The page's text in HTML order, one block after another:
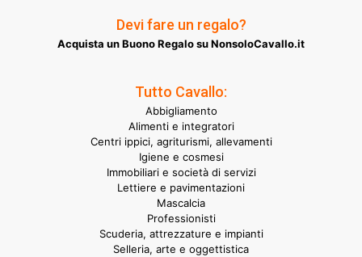
Devi fare un regalo?
Acquista un Buono Regalo su NonsoloCavallo.it
Tutto Cavallo:
Abbigliamento
Alimenti e integratori
Centri ippici, agriturismi, allevamenti
Igiene e cosmesi
Immobiliari e società di servizi
Lettiere e pavimentazioni
Mascalcia
Professionisti
Scuderia, attrezzature e impianti
Selleria, arte e oggettistica